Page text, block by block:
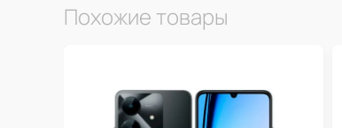
Похожие товары